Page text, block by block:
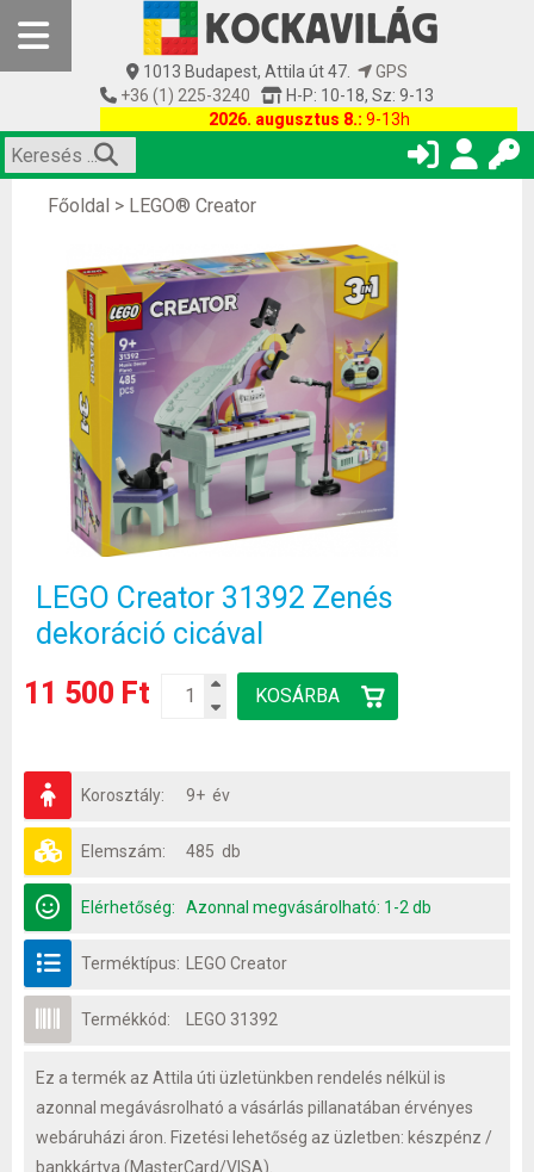
1013 Budapest, Attila út 47.
GPS
+36 (1) 225-3240
H-P: 10-18, Sz: 9-13
2026. augusztus 8.: 9-13h
Főoldal > LEGO® Creator
LEGO Creator 31392 Zenés
dekoráció cicával
11 500 Ft
Korosztály: 9+ év
Elemszám: 485 db
Elérhetőség: Azonnal megvásárolható: 1-2 db
Terméktípus: LEGO Creator
Termékkód: LEGO 31392
Ez a termék az Attila úti üzletünkben rendelés nélkül is
azonnal megávásrolható a vásárlás pillanatában érvényes
webáruházi áron. Fizetési lehetőség az üzletben: készpénz /
bankkártya (MasterCard/VISA).